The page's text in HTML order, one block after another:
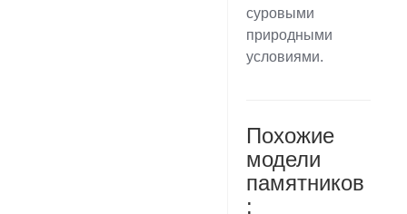
суровыми
природными
условиями.
Похожие
модели
памятников
: